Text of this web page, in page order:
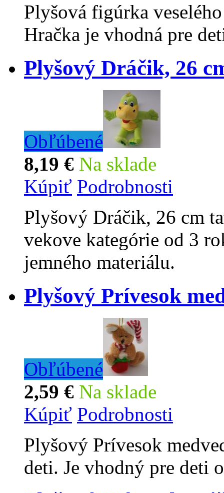
Plyšová figúrka
Hračka je vhodná pre
Plyšový Dráčik, 26
Obľúbené
8,19 € Na sklade
Kúpiť Podrobnosti
Plyšový Dráčik, 26 cm
vekove kategórie od 3
jemného materiálu.
Plyšový Prívesok
Obľúbené
2,59 € Na sklade
Kúpiť Podrobnosti
Plyšový Prívesok
deti. Je vhodný pre deti